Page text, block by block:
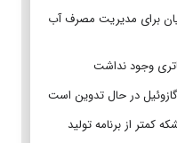
برای مدیریت مصرف آب
وجود نداشت
در حال تدوین است
۱.۵ میلیون بشکه کمتر از برنامه تولید